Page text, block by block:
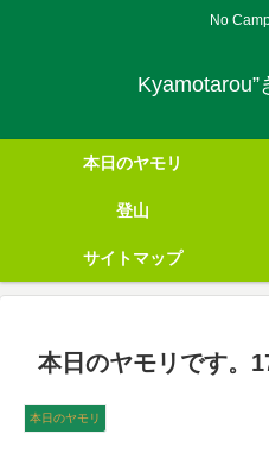
No
Kyamotarou”
本日のヤモリ
登山
サイトマップ
本日のヤモリです。
本日のヤモリ